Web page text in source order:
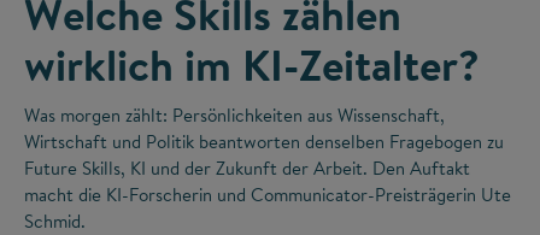
Welche Skills zählen
wirklich im KI-Zeitalter?
Was morgen zählt: Persönlichkeiten aus Wissenschaft,
Wirtschaft und Politik beantworten denselben Fragebogen zu
Future Skills, KI und der Zukunft der Arbeit. Den Auftakt
macht die KI-Forscherin und Communicator-Preisträgerin Ute
Schmid.